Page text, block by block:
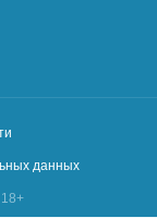
данных
18+